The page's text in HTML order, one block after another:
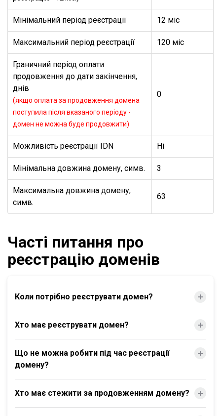
Мінімальний період реєстрації 12 міс
Максимальний період реєстрації 120 міс
Граничний період оплати
продовження до дати закінчення,
днів
(якщо оплата за продовження домена
поступила після вказаного періоду -
домен не можна буде продовжити)
0
Можливість реєстрації IDN Ні
Мінімальна довжина домену, симв. 3
Максимальна довжина домену,
симв.
63
Часті питання про
реєстрацію доменів
Коли потрібно реєструвати домен?
Хто має реєструвати домен?
Що не можна робити під час реєстрації
домену?
Хто має стежити за продовженням домену?